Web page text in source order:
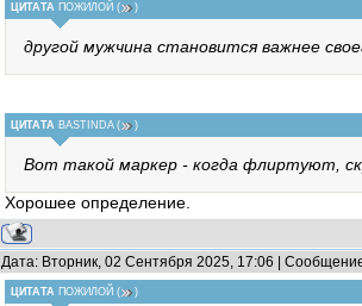
ЦИТАТА ПОЖИЛОЙ ( )
другой мужчина становится важнее
ЦИТАТА BASTINDA( )
Вот такой маркер - когда флиртуют,
Хорошее определение.
Дата: Вторник, 02 Сентября 2025, 17:06 |
ЦИТАТА ПОЖИЛОЙ ( )